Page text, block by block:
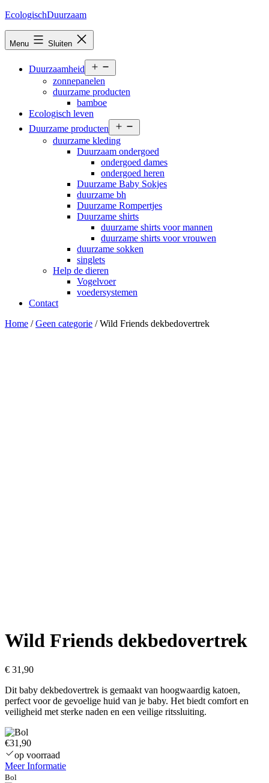
Ga
inhoud
EcologischDuurzaam
Menu Sluiten
Duurzaamheid
menu
zonnepanelen
duurzame producten
bamboe
Ecologisch leven
Duurzame producten
menu
duurzame kleding
Duurzaam ondergoed
ondergoed dames
ondergoed heren
Duurzame Baby Sokjes
duurzame bh
Duurzame Rompertjes
Duurzame shirts
duurzame shirts voor mannen
duurzame shirts voor vrouwen
duurzame sokken
singlets
Help de dieren
Vogelvoer
voedersystemen
Contact
Home /Geen categorie / Wild Friends dekbedovertrek
Wild Friends dekbedovertrek
€ 31,90
Dit baby dekbedovertrek is gemaakt van hoogwaardig katoen,
perfect voor de gevoelige huid van je baby. Het biedt comfort en
veiligheid met sterke naden en een veilige ritssluiting.
€31,90
op voorraad
Meer Informatie
Bol